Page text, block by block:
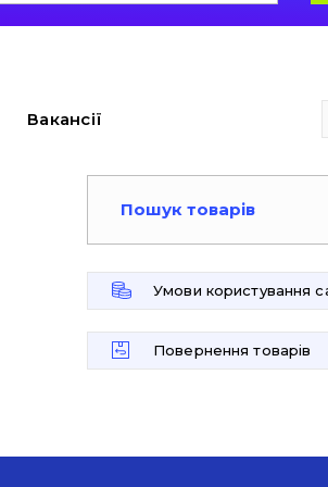
Вакансії
Умови користування
Повернення товарів